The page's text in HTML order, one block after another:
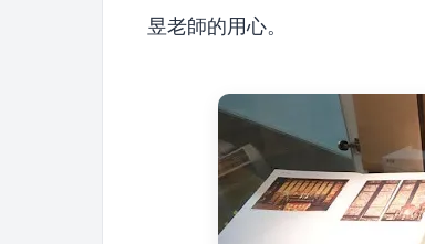
昱老師的用心。